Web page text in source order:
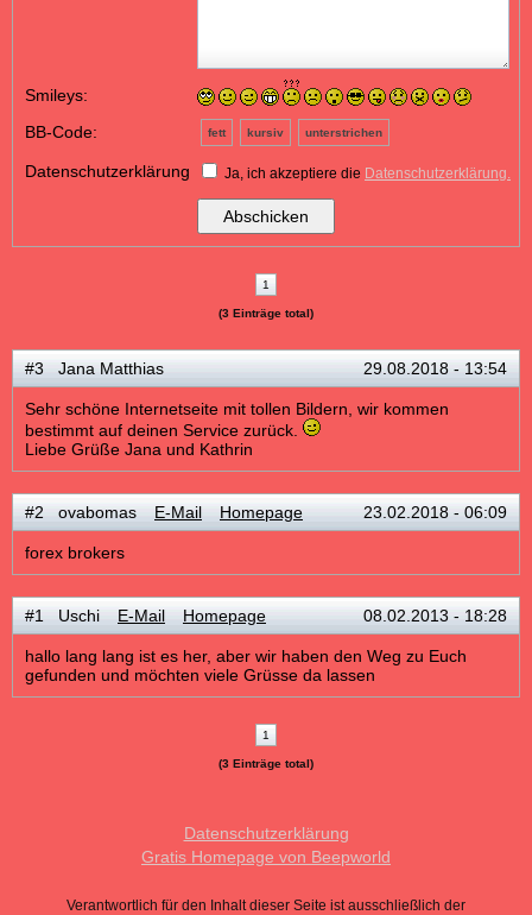
Smileys:
BB-Code:
fett kursiv unterstrichen
Datenschutzerklärung Ja, ich akzeptiere die Datenschutzerklärung.
1
(3 Einträge total)
#3 Jana Matthias 29.08.2018 - 13:54
Sehr schöne Internetseite mit tollen Bildern, wir kommen
bestimmt auf deinen Service zurück.
Liebe Grüße Jana und Kathrin
#2 ovabomas E-Mail Homepage 23.02.2018 - 06:09
forex brokers
#1 Uschi E-Mail Homepage 08.02.2013 - 18:28
hallo lang lang ist es her, aber wir haben den Weg zu Euch
gefunden und möchten viele Grüsse da lassen
1
(3 Einträge total)
Datenschutzerklärung
Gratis Homepage von Beepworld
Verantwortlich für den Inhalt dieser Seite ist ausschließlich der